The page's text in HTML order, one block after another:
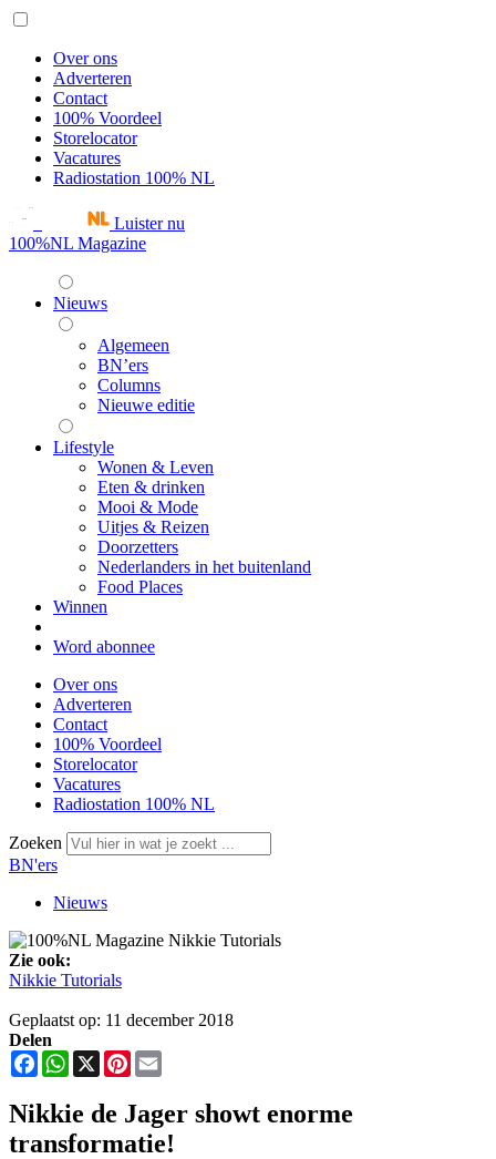
Over ons
Adverteren
Contact
100% Voordeel
Storelocator
Vacatures
Radiostation 100% NL
Luister nu
100%NL Magazine
Nieuws
Algemeen
BN’ers
Columns
Nieuwe editie
Lifestyle
Wonen & Leven
Eten & drinken
Mooi & Mode
Uitjes & Reizen
Doorzetters
Nederlanders in het buitenland
Food Places
Winnen
Word abonnee
Over ons
Adverteren
Contact
100% Voordeel
Storelocator
Vacatures
Radiostation 100% NL
Zoeken
BN'ers
Nieuws
Zie ook:
Nikkie Tutorials
Geplaatst op: 11 december 2018
Delen
FacebookWhatsApp
X Pinterest
Nikkie de Jager showt enorme
transformatie!